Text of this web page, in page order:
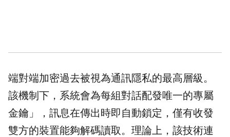
端對端加密過去被視為通訊隱私的最高層級。
該機制下，系統會為每組對話配發唯一的專屬
金鑰」，訊息在傳出時即自動鎖定，僅有收發
雙方的裝置能夠解碼讀取。理論上，該技術連